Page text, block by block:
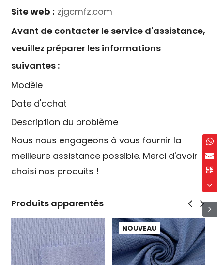
Site web : zjgcmfz.com
Avant de contacter le service d'assistance,
veuillez préparer les informations
suivantes :
Modèle
Date d'achat
Description du problème
Nous nous engageons à vous fournir la
meilleure assistance possible. Merci d'avoir
choisi nos produits !
Produits apparentés
NOUVEAU NOUVEAU